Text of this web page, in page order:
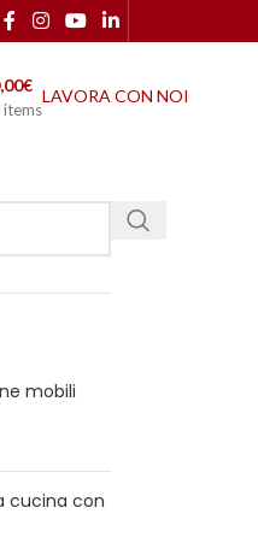
items
€
LAVORA CON NOI
mobili
cucina con